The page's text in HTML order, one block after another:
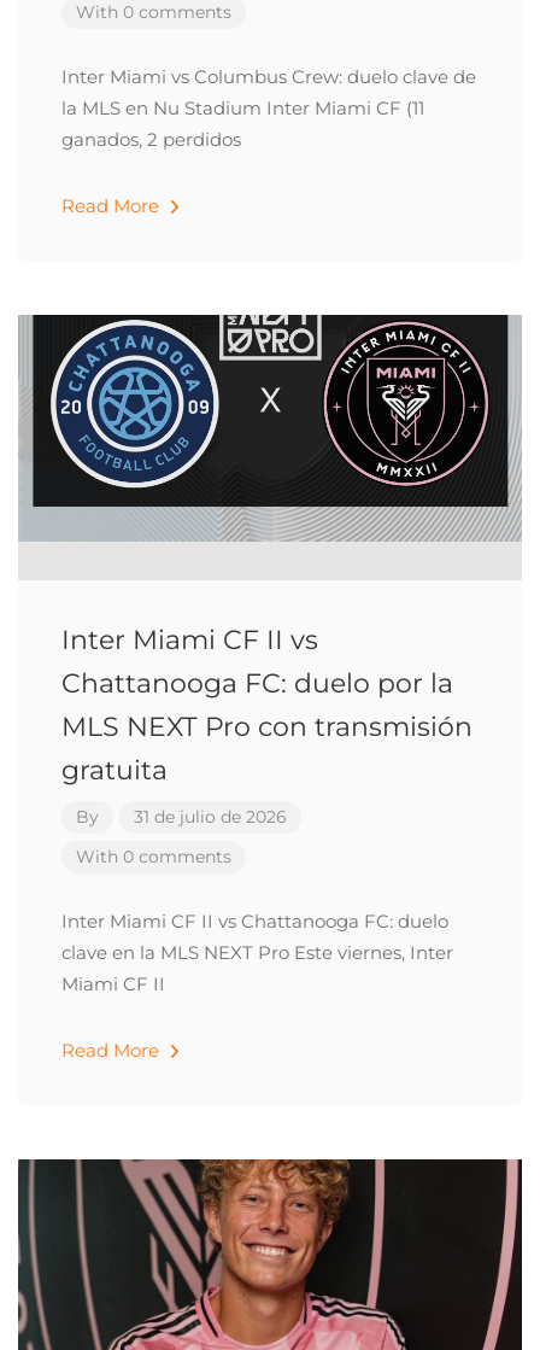
With 0 comments
Inter Miami vs Columbus Crew: duelo clave de
la MLS en Nu Stadium Inter Miami CF (11
ganados, 2 perdidos
Read More
Inter Miami CF II vs
Chattanooga FC: duelo por la
MLS NEXT Pro con transmisión
gratuita
By
31 de julio de 2026
With 0 comments
Inter Miami CF II vs Chattanooga FC: duelo
clave en la MLS NEXT Pro Este viernes, Inter
Miami CF II
Read More